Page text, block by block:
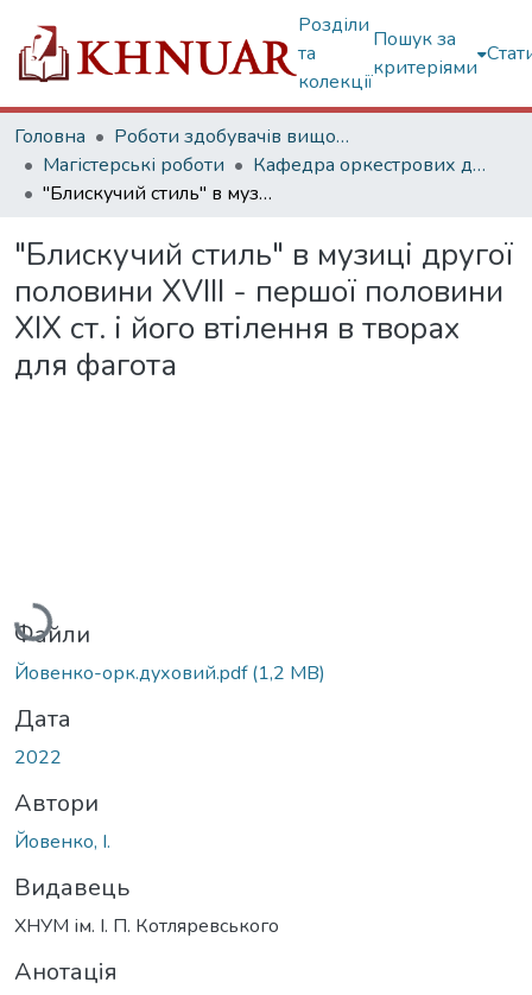
Розділи
та
колекції
Пошук за
критеріями
Головна
Роботи здобувачів вищої освіти
Магістерські роботи
Кафедра оркестрових духових та ударних інструментів
"Блискучий стиль" в музиці другої половини ХVIII - першої половини ХІХ ст. і його втілення в творах для фагота
"Блискучий стиль" в музиці другої
половини ХVIII - першої половини
ХІХ ст. і його втілення в творах
для фагота
Вантажиться...
Файли
Йовенко-орк.духовий.pdf(1,2 MB)
Дата
2022
Автори
Йовенко, І.
Видавець
ХНУМ ім. І. П. Котляревського
Анотація